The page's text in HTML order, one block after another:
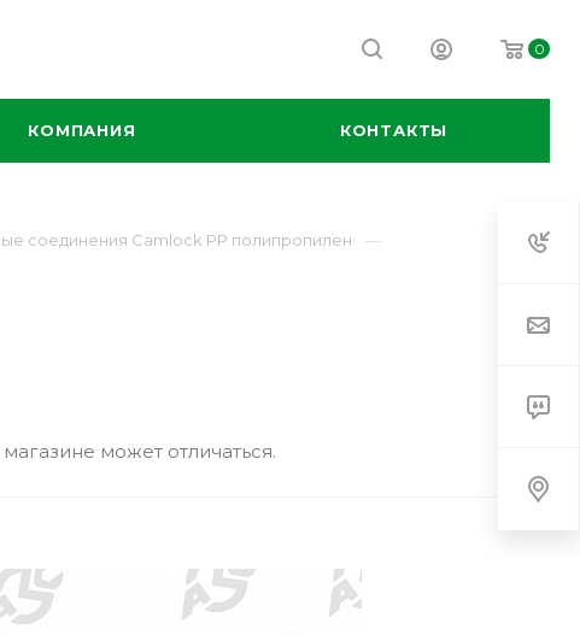
0
КОМПАНИЯ КОНТАКТЫ
соединения Camlock PP полипропилен
может отличаться.